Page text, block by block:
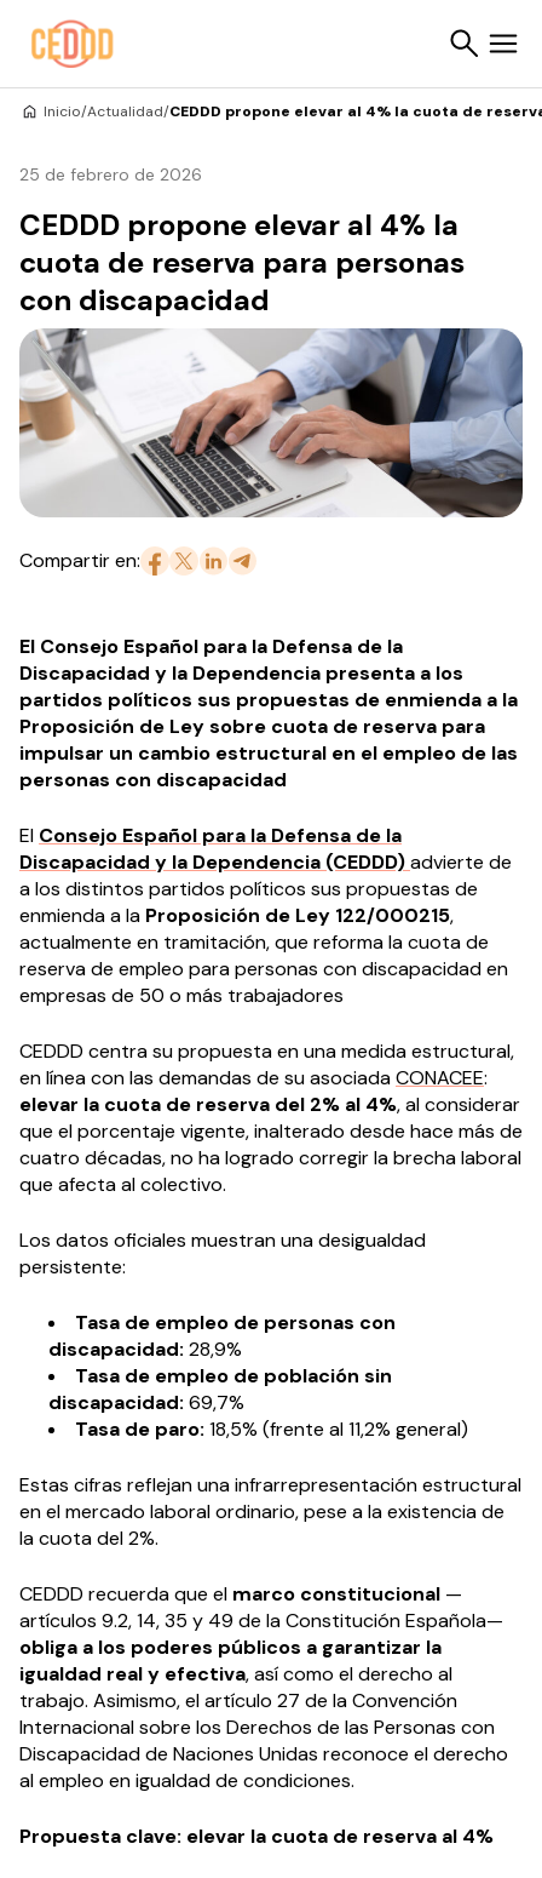
Inicio/Actualidad/CEDDD propone elevar al 4% la cuota de
25 de febrero de 2026
CEDDD propone elevar al 4% la
cuota de reserva para personas
con discapacidad
Compartir en:
El Consejo Español para la Defensa de la
Discapacidad y la Dependencia presenta a los
partidos políticos sus propuestas de enmienda a la
Proposición de Ley sobre cuota de reserva para
impulsar un cambio estructural en el empleo de las
personas con discapacidad
El Consejo Español para la Defensa de la
Discapacidad y la Dependencia (CEDDD)advierte de
a los distintos partidos políticos sus propuestas de
enmienda a la Proposición de Ley 122/000215,
actualmente en tramitación, que reforma la cuota de
reserva de empleo para personas con discapacidad en
empresas de 50 o más trabajadores
CEDDD centra su propuesta en una medida estructural,
en línea con las demandas de su asociadaCONACEE:
elevar la cuota de reserva del 2% al 4%, al considerar
que el porcentaje vigente, inalterado desde hace más de
cuatro décadas, no ha logrado corregir la brecha laboral
que afecta al colectivo.
Los datos oficiales muestran una desigualdad
persistente:
Tasa de empleo de personas con
discapacidad: 28,9%
Tasa de empleo de población sin
discapacidad: 69,7%
Tasa de paro: 18,5% (frente al 11,2% general)
Estas cifras reflejan una infrarrepresentación estructural
en el mercado laboral ordinario, pese a la existencia de
la cuota del 2%.
CEDDD recuerda que el marco constitucional —
artículos 9.2, 14, 35 y 49 de la Constitución Española—
obliga a los poderes públicos a garantizar la
igualdad real y efectiva, así como el derecho al
trabajo. Asimismo, el artículo 27 de la Convención
Internacional sobre los Derechos de las Personas con
Discapacidad de Naciones Unidas reconoce el derecho
al empleo en igualdad de condiciones.
Propuesta clave: elevar la cuota de reserva al 4%